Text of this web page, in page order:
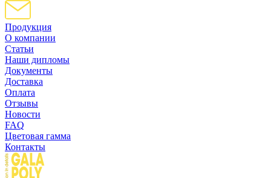
Продукция
О компании
Статьи
Наши дипломы
Документы
Доставка
Оплата
Отзывы
Новости
FAQ
Цветовая гамма
Контакты